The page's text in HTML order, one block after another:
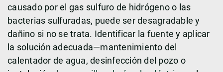
causado por el gas sulfuro de hidrógeno o las
bacterias sulfuradas, puede ser desagradable y
dañino si no se trata. Identificar la fuente y aplicar
la solución adecuada—mantenimiento del
calentador de agua, desinfección del pozo o